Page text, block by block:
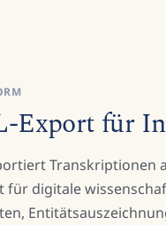
Export für
Transkriptionen
für digitale